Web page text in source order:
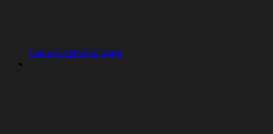
Launch a landing page